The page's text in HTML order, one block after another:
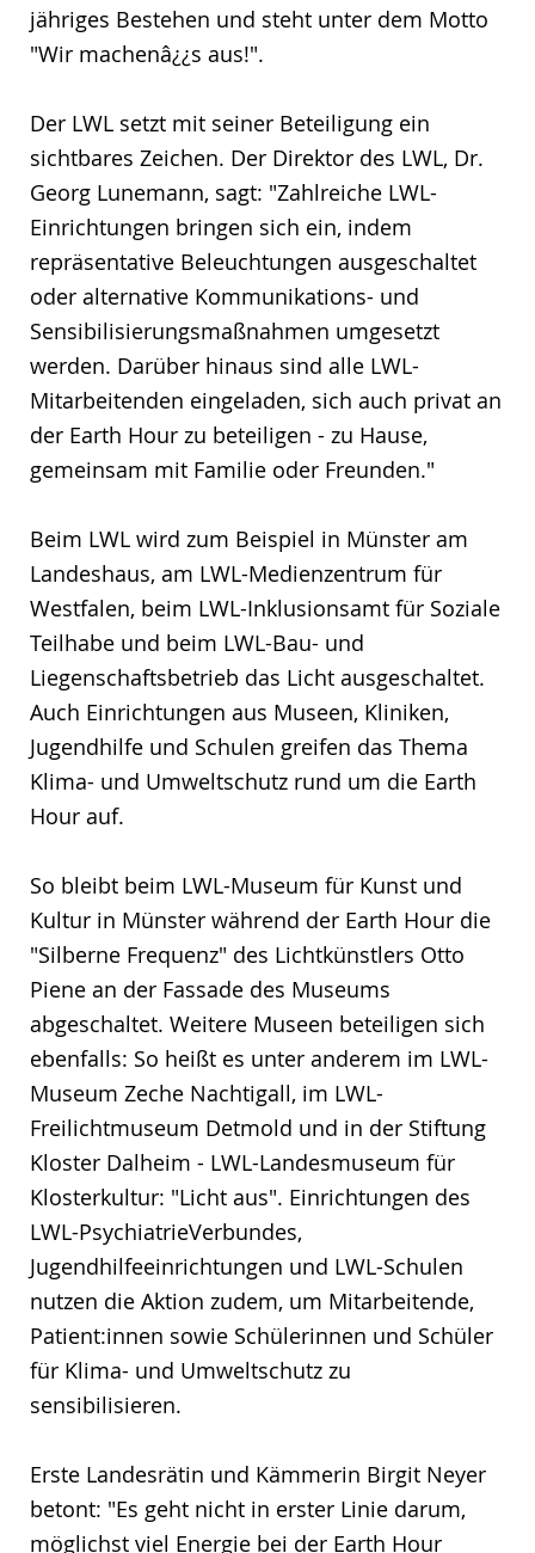
jähriges Bestehen und steht unter dem Motto
"Wir machenâ¿¿s aus!".
Der LWL setzt mit seiner Beteiligung ein
sichtbares Zeichen. Der Direktor des LWL, Dr.
Georg Lunemann, sagt: "Zahlreiche LWL-
Einrichtungen bringen sich ein, indem
repräsentative Beleuchtungen ausgeschaltet
oder alternative Kommunikations- und
Sensibilisierungsmaßnahmen umgesetzt
werden. Darüber hinaus sind alle LWL-
Mitarbeitenden eingeladen, sich auch privat an
der Earth Hour zu beteiligen - zu Hause,
gemeinsam mit Familie oder Freunden."
Beim LWL wird zum Beispiel in Münster am
Landeshaus, am LWL-Medienzentrum für
Westfalen, beim LWL-Inklusionsamt für Soziale
Teilhabe und beim LWL-Bau- und
Liegenschaftsbetrieb das Licht ausgeschaltet.
Auch Einrichtungen aus Museen, Kliniken,
Jugendhilfe und Schulen greifen das Thema
Klima- und Umweltschutz rund um die Earth
Hour auf.
So bleibt beim LWL-Museum für Kunst und
Kultur in Münster während der Earth Hour die
"Silberne Frequenz" des Lichtkünstlers Otto
Piene an der Fassade des Museums
abgeschaltet. Weitere Museen beteiligen sich
ebenfalls: So heißt es unter anderem im LWL-
Museum Zeche Nachtigall, im LWL-
Freilichtmuseum Detmold und in der Stiftung
Kloster Dalheim - LWL-Landesmuseum für
Klosterkultur: "Licht aus". Einrichtungen des
LWL-PsychiatrieVerbundes,
Jugendhilfeeinrichtungen und LWL-Schulen
nutzen die Aktion zudem, um Mitarbeitende,
Patient:innen sowie Schülerinnen und Schüler
für Klima- und Umweltschutz zu
sensibilisieren.
Erste Landesrätin und Kämmerin Birgit Neyer
betont: "Es geht nicht in erster Linie darum,
möglichst viel Energie bei der Earth Hour